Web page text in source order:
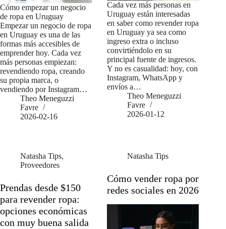
Cómo empezar un negocio
de ropa en Uruguay
Empezar un negocio de ropa
en Uruguay es una de las
formas más accesibles de
emprender hoy. Cada vez
más personas empiezan:
revendiendo ropa, creando
su propia marca, o
vendiendo por Instagram…
Theo Meneguzzi
Favre
2026-02-16
Cada vez más personas en
Uruguay están interesadas
en saber como revender ropa
en Uruguay ya sea como
ingreso extra o incluso
convirtiéndolo en su
principal fuente de ingresos.
Y no es casualidad: hoy, con
Instagram, WhatsApp y
envíos a…
Theo Meneguzzi
Favre
2026-01-12
Natasha Tips,
Proveedores
Prendas desde $150
para revender ropa:
opciones económicas
con muy buena salida
Natasha Tips
Cómo vender ropa por
redes sociales en 2026